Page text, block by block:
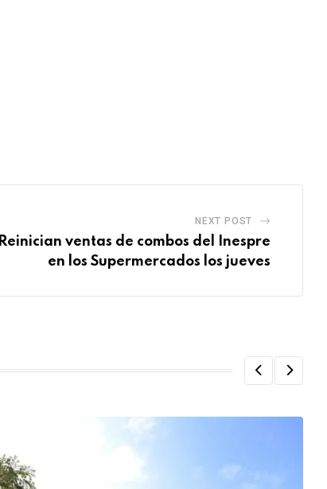
NEXT POST
Reinician ventas de combos del Inespre
en los Supermercados los jueves